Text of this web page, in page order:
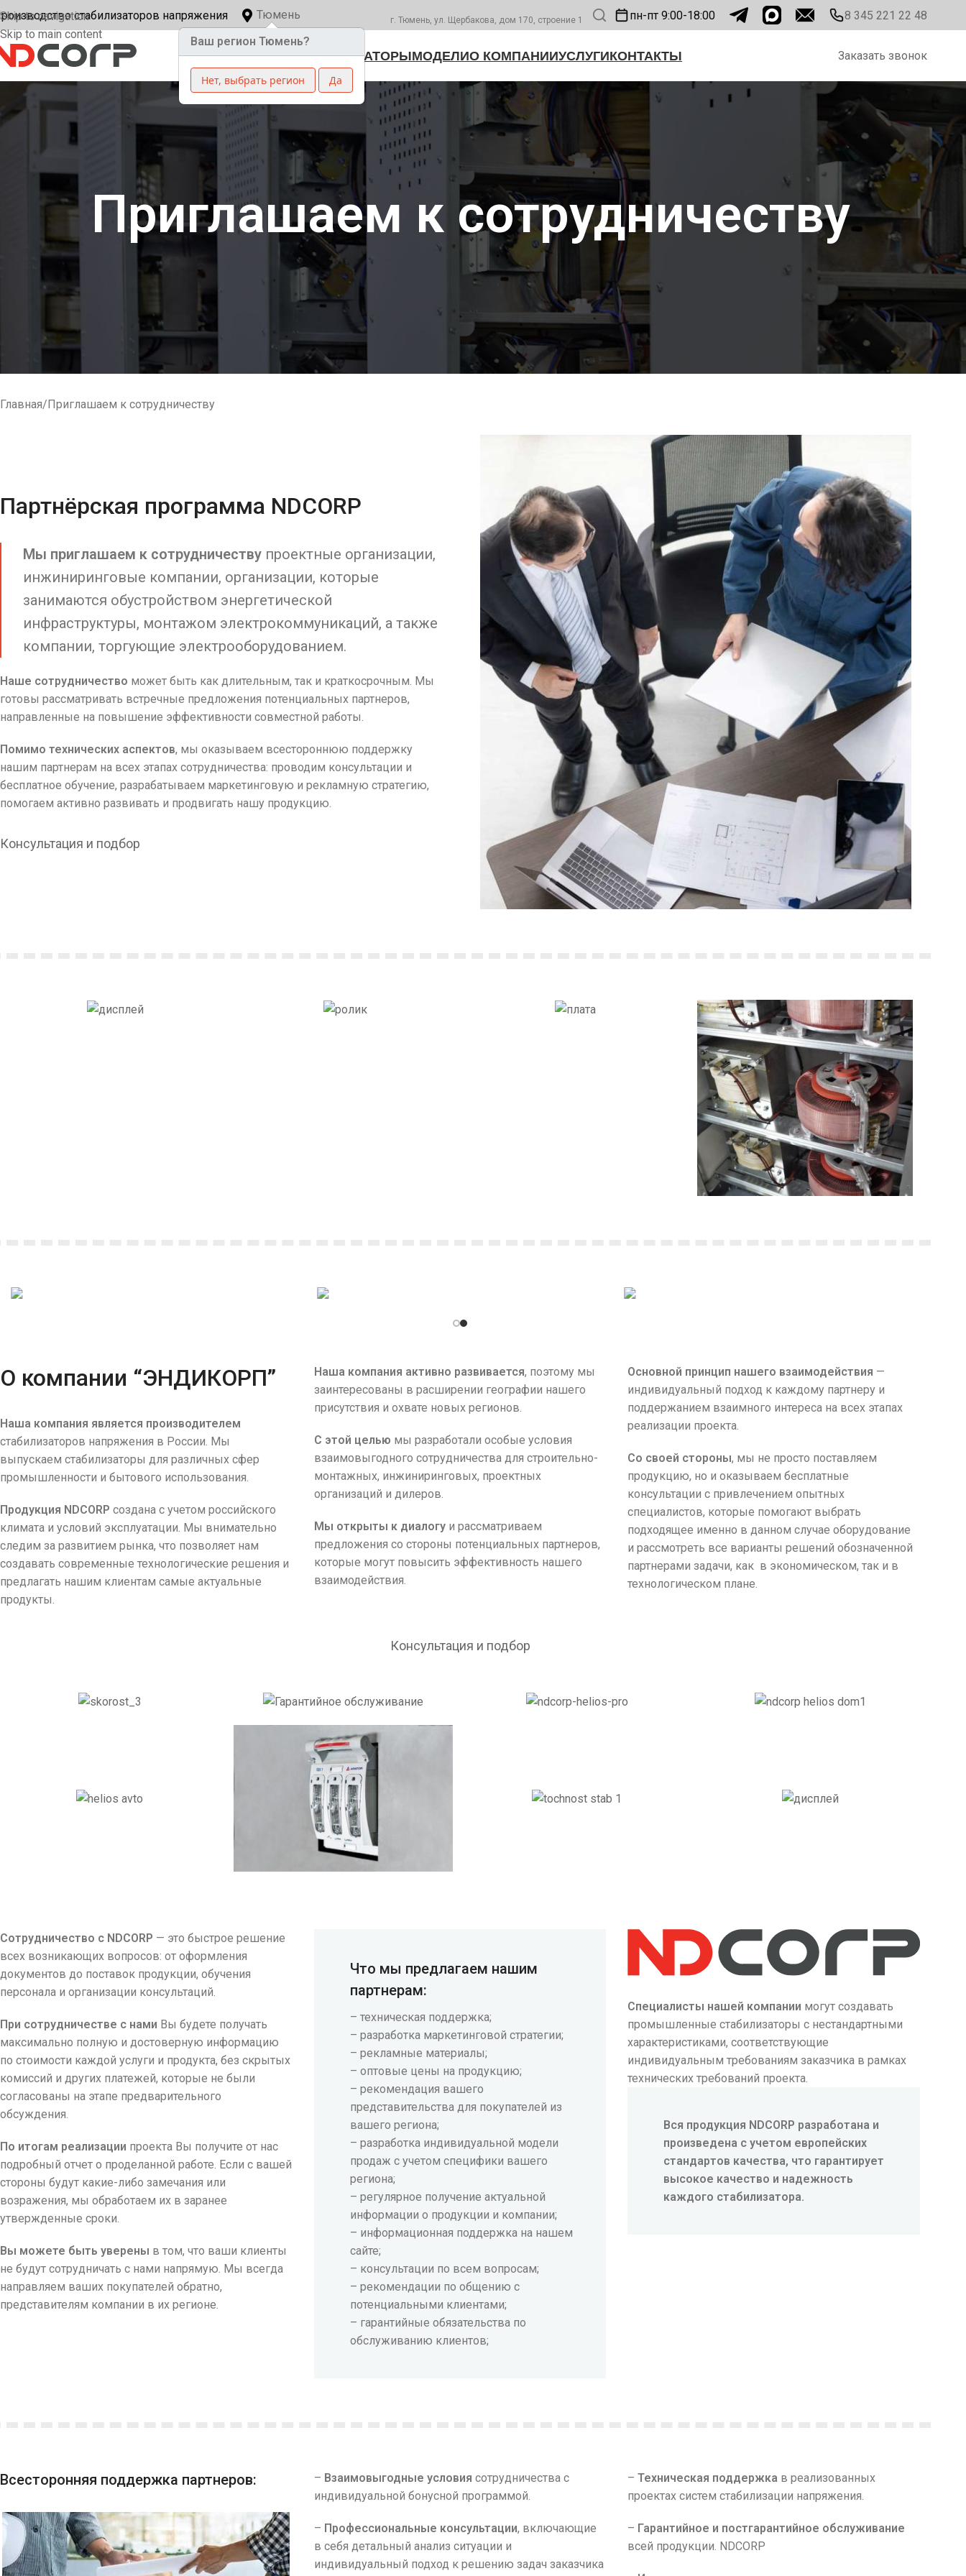
Skip to navigation
Skip to main content
стабилизаторов напряжения Тюмень г. Тюмень, ул. Щербакова, дом 170, строение 1 пн-пт 9:00-18:00 8 345 221 22 48
СТАБИЛИЗАТОРЫМОДЕЛИО КОМПАНИИУСЛУГИКОНТАКТЫ Заказать звонок
Приглашаем к сотрудничеству
Главная Приглашаем к сотрудничеству
Партнёрская программа NDCORP
Мы приглашаем к сотрудничеству проектные организации,
инжиниринговые компании, организации, которые
занимаются обустройством энергетической
инфраструктуры, монтажом электрокоммуникаций, а также
компании, торгующие электрооборудованием.
Наше сотрудничество может быть как длительным, так и краткосрочным. Мы
готовы рассматривать встречные предложения потенциальных партнеров,
направленные на повышение эффективности совместной работы.
Помимо технических аспектов, мы оказываем всестороннюю поддержку
нашим партнерам на всех этапах сотрудничества: проводим консультации и
бесплатное обучение, разрабатываем маркетинговую и рекламную стратегию,
помогаем активно развивать и продвигать нашу продукцию.
Консультация и подбор
О компании “ЭНДИКОРП”
Наша компания является производителем
стабилизаторов напряжения в России. Мы
выпускаем стабилизаторы для различных сфер
промышленности и бытового использования.
Продукция NDCORP создана с учетом российского
климата и условий эксплуатации. Мы внимательно
следим за развитием рынка, что позволяет нам
создавать современные технологические решения и
предлагать нашим клиентам самые актуальные
продукты.
Наша компания активно развивается, поэтому мы
заинтересованы в расширении географии нашего
присутствия и охвате новых регионов.
С этой целью мы разработали особые условия
взаимовыгодного сотрудничества для строительно-
монтажных, инжиниринговых, проектных
организаций и дилеров.
Мы открыты к диалогуи рассматриваем
предложения со стороны потенциальных партнеров,
которые могут повысить эффективность нашего
взаимодействия.
Основной принцип нашего взаимодействия —
индивидуальный подход к каждому партнеру и
поддержанием взаимного интереса на всех этапах
реализации проекта.
Со своей стороны, мы не просто поставляем
продукцию, но и оказываем бесплатные
консультации с привлечением опытных
специалистов, которые помогают выбрать
подходящее именно в данном случае оборудование
и рассмотреть все варианты решений обозначенной
партнерами задачи, как в экономическом, так и в
технологическом плане.
Консультация и подбор
Сотрудничество с NDCORP — это быстрое решение
всех возникающих вопросов: от оформления
документов до поставок продукции, обучения
персонала и организации консультаций.
При сотрудничестве с нами Вы будете получать
максимально полную и достоверную информацию
по стоимости каждой услуги и продукта, без скрытых
комиссий и других платежей, которые не были
согласованы на этапе предварительного
обсуждения.
По итогам реализации проекта Вы получите от нас
подробный отчет о проделанной работе. Если с вашей
стороны будут какие-либо замечания или
возражения, мы обработаем их в заранее
утвержденные сроки.
Вы можете быть уверены в том, что ваши клиенты
не будут сотрудничать с нами напрямую. Мы всегда
направляем ваших покупателей обратно,
представителям компании в их регионе.
Что мы предлагаем нашим
партнерам:
– техническая поддержка;
– разработка маркетинговой стратегии;
– рекламные материалы;
– оптовые цены на продукцию;
– рекомендация вашего
представительства для покупателей из
вашего региона;
– разработка индивидуальной модели
продаж с учетом специфики вашего
региона;
– регулярное получение актуальной
информации о продукции и компании;
– информационная поддержка на нашем
сайте;
– консультации по всем вопросам;
– рекомендации по общению с
потенциальными клиентами;
– гарантийные обязательства по
обслуживанию клиентов;
Специалисты нашей компании могут создавать
промышленные стабилизаторы с нестандартными
характеристиками, соответствующие
индивидуальным требованиям заказчика в рамках
технических требований проекта.
Вся продукция NDCORP разработана и
произведена с учетом европейских
стандартов качества, что гарантирует
высокое качество и надежность
каждого стабилизатора.
Всесторонняя поддержка партнеров: – Взаимовыгодные условия сотрудничества с
индивидуальной бонусной программой.
– Профессиональные консультации, включающие
в себя детальный анализ ситуации и
индивидуальный подход к решению задач заказчика
–Техническая поддержка в реализованных
проектах систем стабилизации напряжения.
– Гарантийное и постгарантийное обслуживание
всей продукции. NDCORP
Ваш регион Тюмень?
Нет, выбрать регион Да